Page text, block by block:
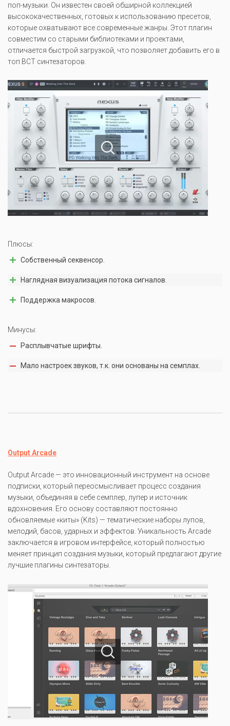
поп-музыки. Он известен своей обширной коллекцией
высококачественных, готовых к использованию пресетов,
которые охватывают все современные жанры. Этот плагин
совместим со старыми библиотеками и проектами,
отличается быстрой загрузкой, что позволяет добавить его в
топ ВСТ синтезаторов.
Плюсы:
Собственный секвенсор.
Наглядная визуализация потока сигналов.
Поддержка макросов.
Минусы:
Расплывчатые шрифты.
Мало настроек звуков, т.к. они основаны на семплах.
Output Arcade
Output Arcade — это инновационный инструмент на основе
подписки, который переосмысливает процесс создания
музыки, объединяя в себе семплер, лупер и источник
вдохновения. Его основу составляют постоянно
обновляемые «киты» (Kits) — тематические наборы лупов,
мелодий, басов, ударных и эффектов. Уникальность Arcade
заключается в игровом интерфейсе, который полностью
меняет принцип создания музыки, который предлагают другие
лучшие плагины синтезаторы.